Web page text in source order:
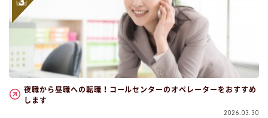
夜職から昼職への転職！コールセンターのオペレーターをおすすめ
します
2026.03.30